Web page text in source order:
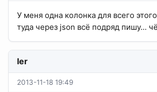
У меня одна колонка для всего
туда через json всё подряд пишу...
ler
2013-11-18 19:49